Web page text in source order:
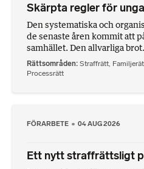
Skärpta regler för
Den systematiska och
de senaste åren kommit att
samhället. Den allvarliga
Rättsområden Straffrätt,
Processrätt
FÖRARBETE 04 AUG 2026
Ett nytt straffrättsligt